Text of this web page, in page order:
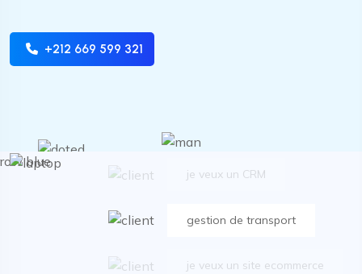
+212 669 599 321
je veux un CRM
gestion de transport
je veux un site ecommerce